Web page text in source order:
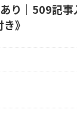
り｜509記事
》